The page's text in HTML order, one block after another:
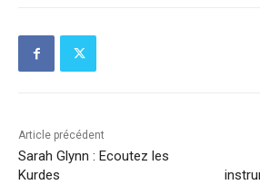
Article précédent
Sarah Glynn : Ecoutez les
Kurdes